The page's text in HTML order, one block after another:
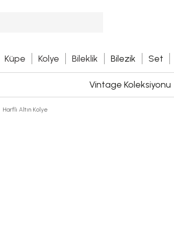
Küpe Kolye Bileklik Bilezik Set
Vintage Koleksiyonu
Harfli Altın Kolye